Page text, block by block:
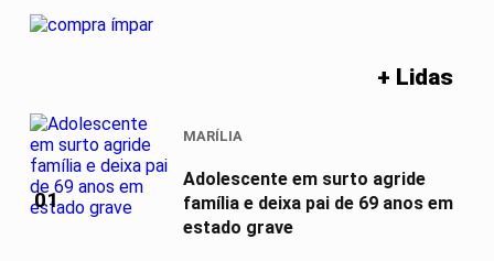
+ Lidas
01
MARÍLIA
Adolescente em surto agride
família e deixa pai de 69 anos em
estado grave